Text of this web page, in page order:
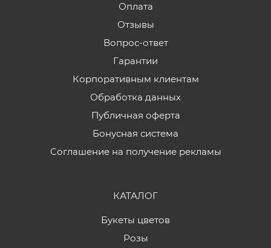
Оплата
Отзывы
Вопрос-ответ
Гарантии
Корпоративным клиентам
Обработка данных
Публичная оферта
Бонусная система
Соглашение на получение рекламы
КАТАЛОГ
Букеты цветов
Розы